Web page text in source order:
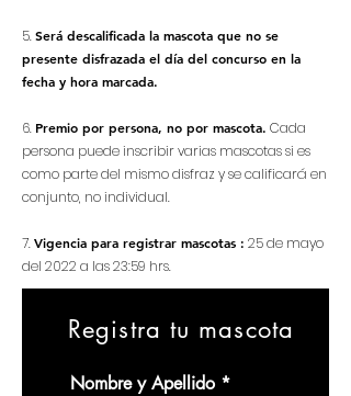
5.Será descalificada la mascota que no se
presente disfrazada el día del concurso en la
fecha y hora marcada.
6. Premio por persona, no por mascota. Cada
persona puede inscribir varias mascotas si es
como parte del mismo disfraz y se calificará en
conjunto, no individual.
7.Vigencia para registrar mascotas : 25 de mayo
del 2022 a las 23:59 hrs.
Registra tu mascota
Nombre y Apellido